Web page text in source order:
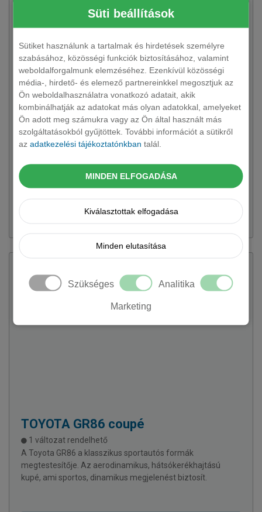
Süti beállítások
Sütiket használunk a tartalmak és hirdetések személyre
szabásához, közösségi funkciók biztosításához, valamint
weboldalforgalmunk elemzéséhez. Ezenkívül közösségi
média-, hirdető- és elemező partnereinkkel megosztjuk az
Ön weboldalhasználatra vonatkozó adatait, akik
kombinálhatják az adatokat más olyan adatokkal, amelyeket
Ön adott meg számukra vagy az Ön által használt más
szolgáltatásokból gyűjtöttek. További információt a sütikről
azadatkezelési tájékoztatónkban talál.
MINDEN ELFOGADÁSA
Kiválasztottak elfogadása
Minden elutasítása
Szükséges Analitika
Marketing
TOYOTACorolla Cross SUV
11 változat rendelhető
Praktikus, tágas és modern családi mindenes.
217 333 Ft + ÁFÁ-tól
TOYOTA GR86 coupé
1 változat rendelhető
A Toyota GR86 a klasszikus sportautós formák
megtestesítője. Az aerodinamikus, hátsókerékhajtású
kupé, ami sportos, dinamikus megjelenést biztosít.